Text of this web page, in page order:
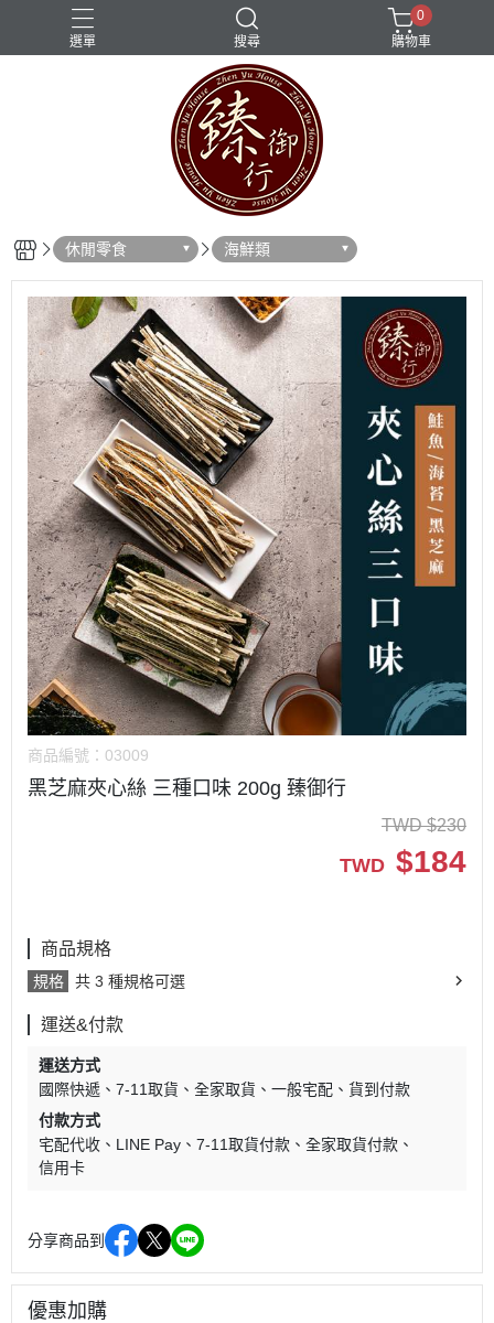
選單 搜尋
0
購物車
休閒零食 海鮮類
商品編號： 03009
黑芝麻夾心絲 三種口味 200g 臻御行
TWD $230
TWD $184
商品規格
規格 共 3 種規格可選
運送&付款
運送方式
國際快遞
7-11取貨 全家取貨 一般宅配
貨到付款
付款方式
宅配代收
LINE Pay 7-11取貨付款
全家取貨付款
信用卡
分享商品到
優惠加購